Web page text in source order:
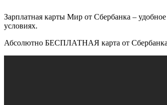
Зарплатная карты Мир от Сбербанка –
условиях.
Абсолютно БЕСПЛАТНАЯ карта от